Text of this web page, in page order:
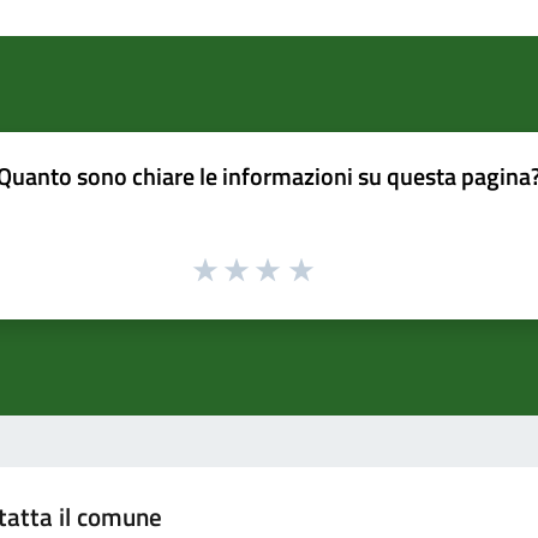
sono chiare le informazioni su questa
il comune